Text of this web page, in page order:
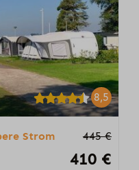
8,5
445 €
410 €
Strom